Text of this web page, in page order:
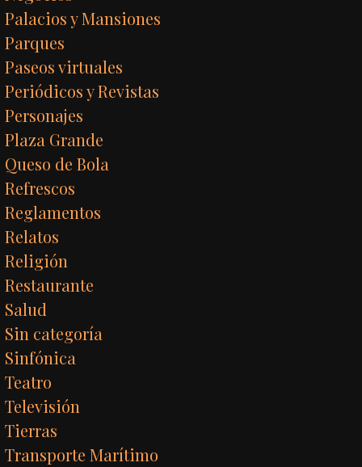
Palacios y Mansiones
Parques
Paseos virtuales
Periódicos y Revistas
Personajes
Plaza Grande
Queso de Bola
Refrescos
Reglamentos
Relatos
Religión
Restaurante
Salud
Sin categoría
Sinfónica
Teatro
Televisión
Tierras
Transporte Marítimo